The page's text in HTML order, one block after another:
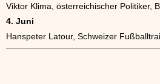
Viktor Klima, österreichischer Politiker,
4. Juni
Hanspeter Latour, Schweizer